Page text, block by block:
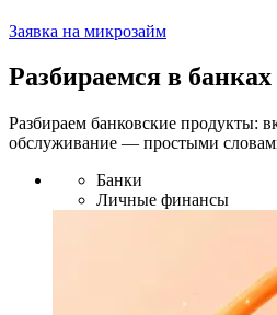
Заявка на микрозайм
Разбираемся в банках
Разбираем банковские продукты:
обслуживание — простыми
Банки
Личные финансы